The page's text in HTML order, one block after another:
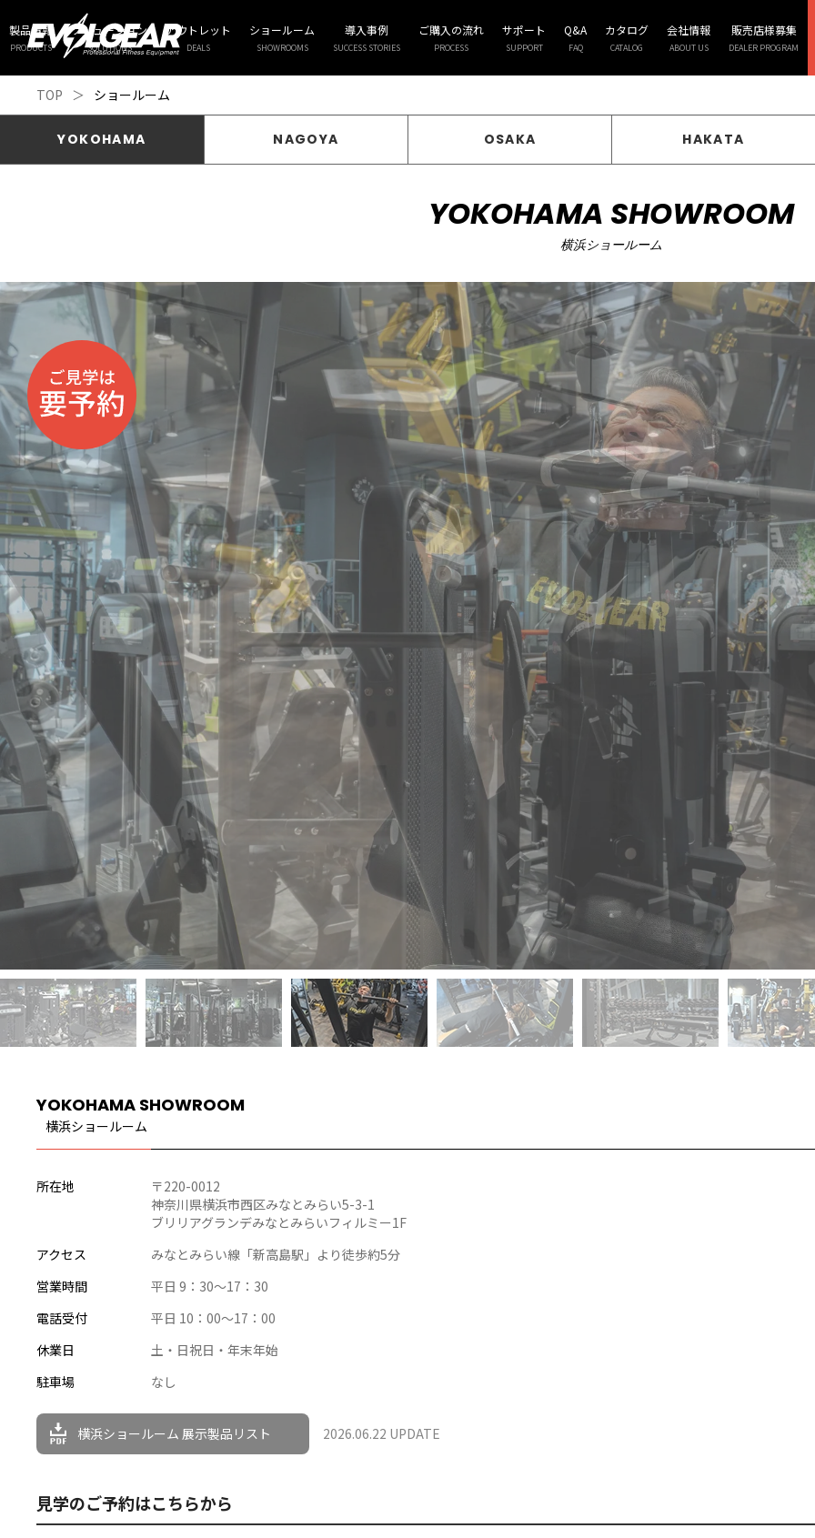
製品情報
PRODUCTS
ソリューション
SOLUTIONS
アウトレット
DEALS
ショールーム
SHOWROOMS
導入事例
SUCCESS STORIES
ご購入の流れ
PROCESS
サポート
SUPPORT
Q&A
FAQ
カタログ
CATALOG
会社情報
ABOUT US
販売店様募集
DEALER PROGRAM
TOP ＞ ショールーム
YOKOHAMA NAGOYA OSAKA HAKATA
YOKOHAMA SHOWROOM
横浜ショールーム
YOKOHAMA SHOWROOM
横浜ショールーム
所在地
〒220-0012
神奈川県横浜市西区みなとみらい5-3-1
ブリリアグランデみなとみらいフィルミー1F
アクセス
みなとみらい線「新高島駅」より徒歩約5分
営業時間
平日 9：30～17：30
電話受付
平日 10：00～17：00
休業日
土・日祝日・年末年始
駐車場
なし
横浜ショールーム 展示製品リスト 2026.06.22 UPDATE
見学のご予約はこちらから